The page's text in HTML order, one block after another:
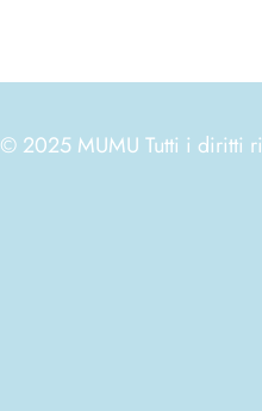
© 2025 MUMU Tutti i diritti